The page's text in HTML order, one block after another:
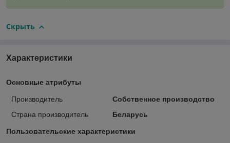
Скрыть
Характеристики
Основные атрибуты
Производитель
Собственное производство
Страна производитель
Беларусь
Пользовательские характеристики